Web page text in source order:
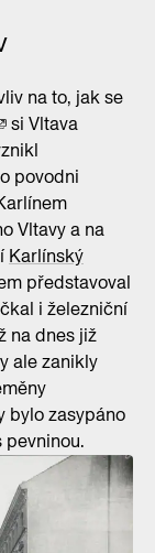
na to, jak se
si Vltava
povodni
Vltavy a na
Karlínský
představoval
i železniční
na dnes již
ale zanikly
bylo zasypáno
pevninou.